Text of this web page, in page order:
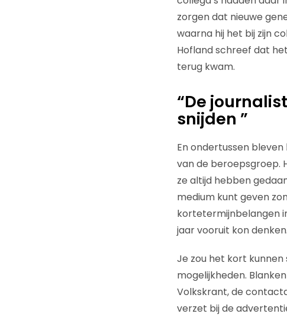
zorgen dat nieuwe
waarna hij het bij zijn
Hofland schreef dat
terug kwam.
“De
snijden ”
En ondertussen
van de beroepsgroep.
ze altijd hebben
medium kunt geven
kortetermijnbelangen
jaar vooruit kon
Je zou het kort
mogelijkheden.
Volkskrant, de
verzet bij de